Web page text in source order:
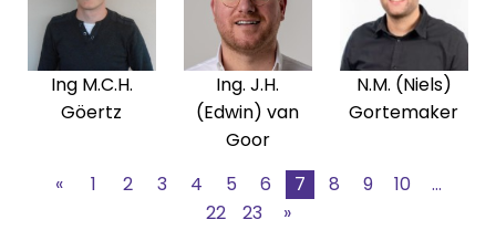
Ing M.C.H.
Göertz
Ing. J.H.
(Edwin) van
Goor
N.M. (Niels)
Gortemaker
« 1 2 3 4 5 6 7 8 9 10
...
22
23 »